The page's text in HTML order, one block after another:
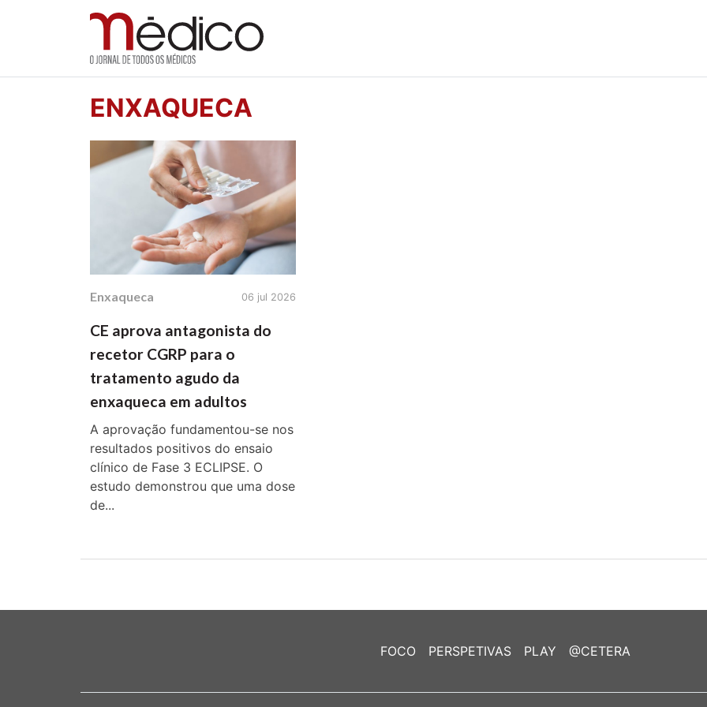
Jornal Médico
Médico – O Jornal de Todos os Médicos. Onde as notícias realmente contam! Tudo o que se passa na Saúde!
ENXAQUECA
Enxaqueca 06 jul 2026
CE aprova antagonista do
recetor CGRP para o
tratamento agudo da
enxaqueca em adultos
A aprovação fundamentou-se nos
resultados positivos do ensaio
clínico de Fase 3 ECLIPSE. O
estudo demonstrou que uma dose
de...
FOCO PERSPETIVAS PLAY @CETERA